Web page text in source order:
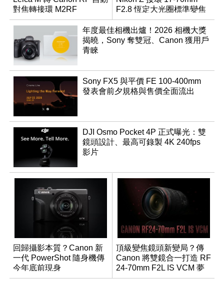
對焦轉接環 M2RF
F2.8 恆定大光圈標準變焦
鏡
年度最佳相機出爐！2026 相機大獎
揭曉，Sony 奪雙冠、Canon 獲用戶
青睞
Sony FX5 與平價 FE 100-400mm
發表會前夕規格與售價全面流出
DJI Osmo Pocket 4P 正式曝光：雙
鏡頭設計、最高可錄製 4K 240fps
影片
回歸攝影本質？Canon 新
一代 PowerShot 隨身機傳
今年底前現身
頂級變焦鏡頭新變局？傳
Canon 將雙鏡合一打造 RF
24-70mm F2L IS VCM 夢
幻規格